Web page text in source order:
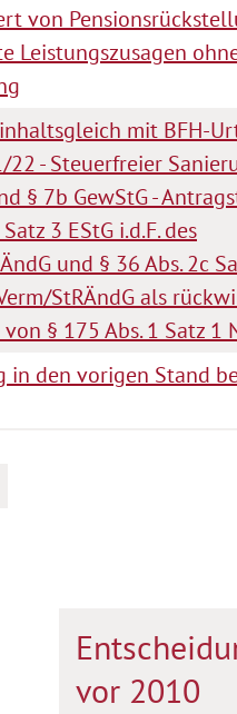
von
Leistungszusagen
mit BFH-
22 - Steuerfreier
§ 7b GewStG -
3 EStG i.d.F. des
und § 36 Abs. 2c
StRÄndG als
§ 175 Abs. 1 Satz 1
in den vorigen Stand
vor 2010